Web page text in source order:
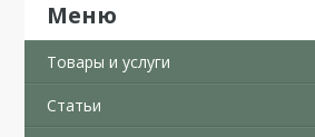
Товары и услуги
Статьи